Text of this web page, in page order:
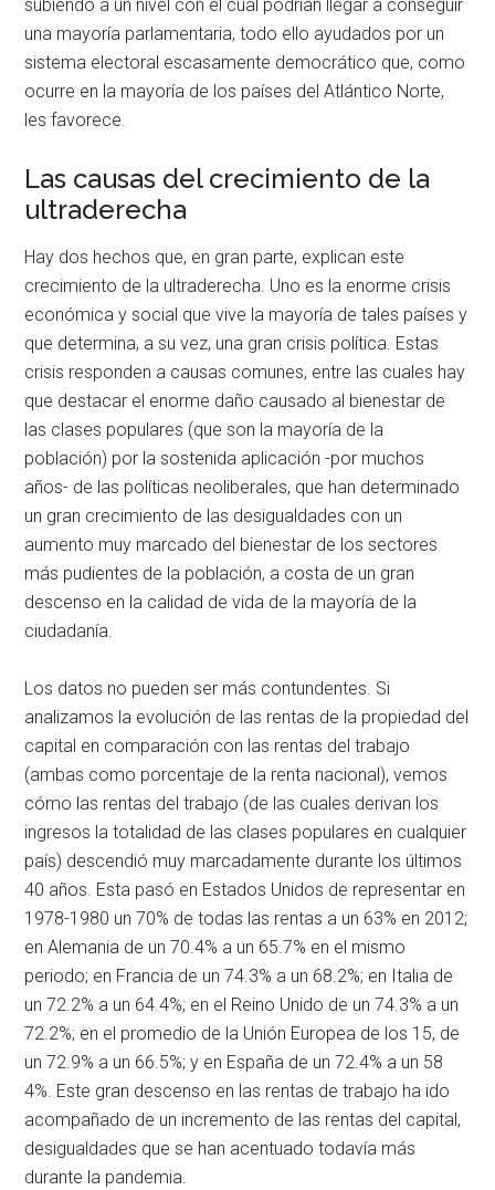
subiendo a un nivel con el cual podrían llegar a conseguir
una mayoría parlamentaria, todo ello ayudados por un
sistema electoral escasamente democrático que, como
ocurre en la mayoría de los países del Atlántico Norte,
les favorece.
Las causas del crecimiento de la
ultraderecha
Hay dos hechos que, en gran parte, explican este
crecimiento de la ultraderecha. Uno es la enorme crisis
económica y social que vive la mayoría de tales países y
que determina, a su vez, una gran crisis política. Estas
crisis responden a causas comunes, entre las cuales hay
que destacar el enorme daño causado al bienestar de
las clases populares (que son la mayoría de la
población) por la sostenida aplicación -por muchos
años- de las políticas neoliberales, que han determinado
un gran crecimiento de las desigualdades con un
aumento muy marcado del bienestar de los sectores
más pudientes de la población, a costa de un gran
descenso en la calidad de vida de la mayoría de la
ciudadanía.
Los datos no pueden ser más contundentes. Si
analizamos la evolución de las rentas de la propiedad del
capital en comparación con las rentas del trabajo
(ambas como porcentaje de la renta nacional), vemos
cómo las rentas del trabajo (de las cuales derivan los
ingresos la totalidad de las clases populares en cualquier
país) descendió muy marcadamente durante los últimos
40 años. Esta pasó en Estados Unidos de representar en
1978-1980 un 70% de todas las rentas a un 63% en 2012;
en Alemania de un 70.4% a un 65.7% en el mismo
periodo; en Francia de un 74.3% a un 68.2%; en Italia de
un 72.2% a un 64.4%; en el Reino Unido de un 74.3% a un
72.2%; en el promedio de la Unión Europea de los 15, de
un 72.9% a un 66.5%; y en España de un 72.4% a un 58
4%. Este gran descenso en las rentas de trabajo ha ido
acompañado de un incremento de las rentas del capital,
desigualdades que se han acentuado todavía más
durante la pandemia.